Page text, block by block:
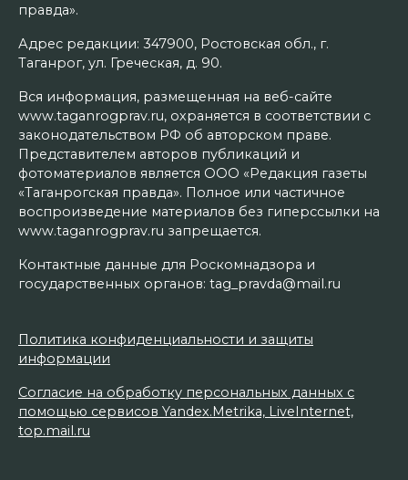
правда».
Адрес редакции: 347900, Ростовская обл., г.
Таганрог, ул. Греческая, д. 90.
Вся информация, размещенная на веб-сайте
www.taganrogprav.ru, охраняется в соответствии с
законодательством РФ об авторском праве.
Представителем авторов публикаций и
фотоматериалов является ООО «Редакция газеты
«Таганрогская правда». Полное или частичное
воспроизведение материалов без гиперссылки на
www.taganrogprav.ru запрещается.
Контактные данные для Роскомнадзора и
государственных органов: tag_pravda@mail.ru
Политика конфиденциальности и защиты
информации
Согласие на обработку персональных данных с
помощью сервисов Yandex.Metrika, LiveInternet,
top.mail.ru